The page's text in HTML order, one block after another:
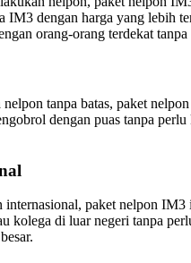
IM3 dengan harga yang lebih
orang-orang terdekat
tanpa batas, paket
dengan puas tanpa
paket nelpon
kolega di luar negeri tanpa